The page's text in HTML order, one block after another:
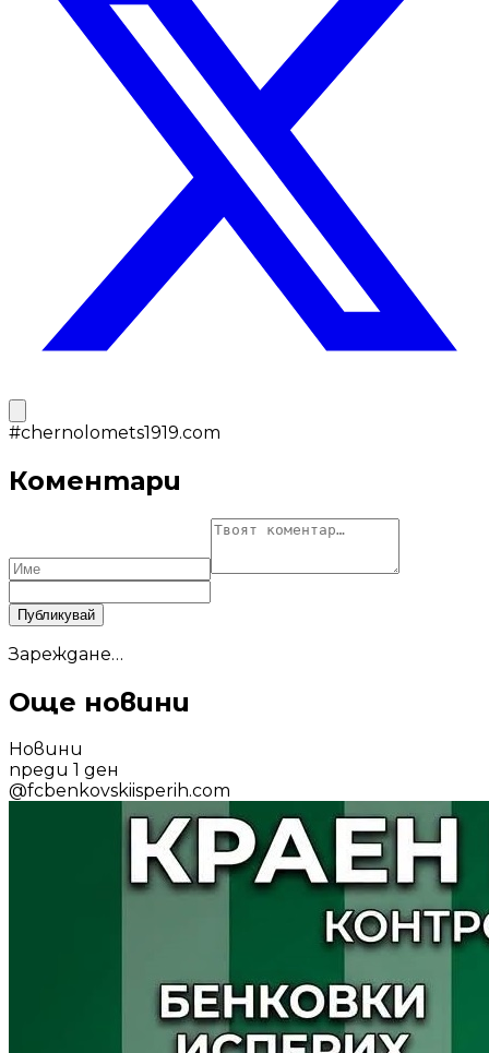
#chernolomets1919.com
Коментари
Публикувай
Зареждане…
Още новини
Новини
преди 1 ден
@fcbenkovskiisperih.com